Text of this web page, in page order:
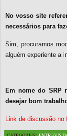
No vosso site
necessários para
Sim, procuramos
alguém experiente a
Em nome do SRP
desejar bom
Link de discussão no